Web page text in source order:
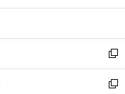
開
ウ
開
く
ン
ウ
で
開
く
ウ
ン
ド
ウ
で
し
ウ
ィ
ン
ド
新
し
い
新